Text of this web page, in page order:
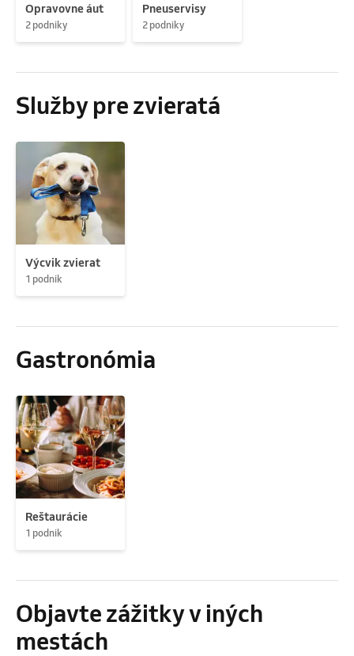
Opravovne áut
2 podniky
Pneuservisy
2 podniky
Služby pre zvieratá
Výcvik zvierat
1 podnik
Gastronómia
Reštaurácie
1 podnik
Objavte zážitky v iných
mestách